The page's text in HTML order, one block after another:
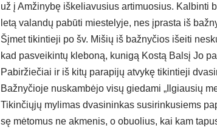
už į Am­ži­ny­bę iš­ke­lia­vu­sius ar­ti­muo­sius.
le­tą va­lan­dų pa­bū­ti mies­te­ly­je, nes įpras­ta iš
Šį­met ti­kin­tie­ji po šv. Mi­šių iš baž­ny­čios išei­ti
kad pa­svei­kin­tų kle­bo­ną, ku­ni­gą Kos­tą Bal­sį Jo
Pa­bir­žie­čiai ir iš ki­tų pa­ra­pi­jų at­vy­kę ti­kin­tie­ji
Baž­ny­čio­je nu­skam­bė­jo vi­sų gie­da­mi „Il­giau­sių
Ti­kin­čių­jų my­li­mas dva­si­nin­kas su­si­rin­ku­siems
sę mė­to­mus ne ak­me­nis, o obuo­lius, kai kam